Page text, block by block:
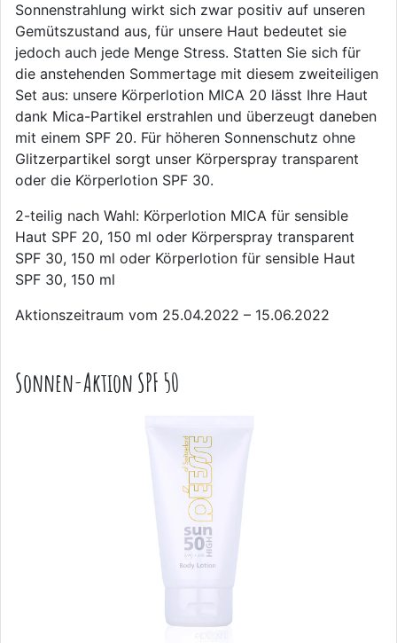
Sonnenstrahlung wirkt sich zwar positiv auf unseren
Gemütszustand aus, für unsere Haut bedeutet sie
jedoch auch jede Menge Stress. Statten Sie sich für
die anstehenden Sommertage mit diesem zweiteiligen
Set aus: unsere Körperlotion MICA 20 lässt Ihre Haut
dank Mica-Partikel erstrahlen und überzeugt daneben
mit einem SPF 20. Für höheren Sonnenschutz ohne
Glitzerpartikel sorgt unser Körperspray transparent
oder die Körperlotion SPF 30.
2-teilig nach Wahl: Körperlotion MICA für sensible
Haut SPF 20, 150 ml oder Körperspray transparent
SPF 30, 150 ml oder Körperlotion für sensible Haut
SPF 30, 150 ml
Aktionszeitraum vom 25.04.2022 – 15.06.2022
Sonnen-Aktion SPF 50